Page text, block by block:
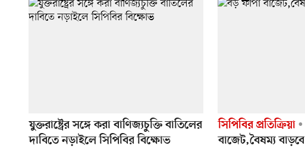
যুক্তরাষ্ট্রের সঙ্গে করা বাণিজ্যচুক্তি বাতিলের
দাবিতে নড়াইলে সিপিবির বিক্ষোভ
সিপিবির প্রতিক্রিয়া
বাজেট,বৈষম্য বাড়বে